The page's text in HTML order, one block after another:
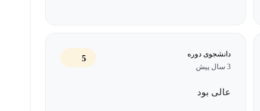
با توجه به مباحثی که در این دوره آموزش رایگان Emmet تهیه شده است این دوره برای همه برنامه‌ نویسان،
رشته مهندسی کامپیوتر می‌تواند مناسب و کاربردی
دانشجوی دوره
3 سال پیش
5
عالی بود